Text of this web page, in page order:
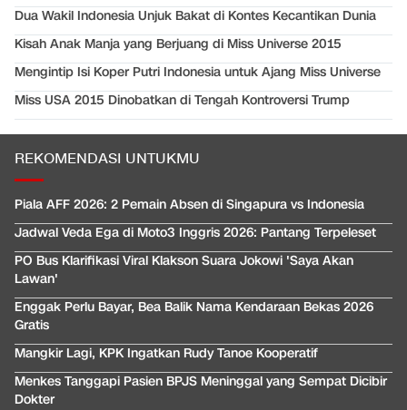
Dua Wakil Indonesia Unjuk Bakat di Kontes Kecantikan Dunia
Kisah Anak Manja yang Berjuang di Miss Universe 2015
Mengintip Isi Koper Putri Indonesia untuk Ajang Miss Universe
Miss USA 2015 Dinobatkan di Tengah Kontroversi Trump
REKOMENDASI UNTUKMU
Piala AFF 2026: 2 Pemain Absen di Singapura vs Indonesia
Jadwal Veda Ega di Moto3 Inggris 2026: Pantang Terpeleset
PO Bus Klarifikasi Viral Klakson Suara Jokowi 'Saya Akan
Lawan'
Enggak Perlu Bayar, Bea Balik Nama Kendaraan Bekas 2026
Gratis
Mangkir Lagi, KPK Ingatkan Rudy Tanoe Kooperatif
Menkes Tanggapi Pasien BPJS Meninggal yang Sempat Dicibir
Dokter